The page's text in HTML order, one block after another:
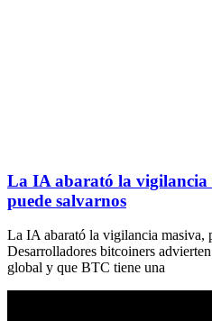
La IA abarató la vigilancia
puede salvarnos
La IA abarató la vigilancia masiva,
Desarrolladores bitcoiners
global y que BTC tiene una